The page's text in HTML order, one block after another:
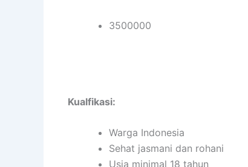
3500000
Kualfikasi:
Warga Indonesia
Sehat jasmani dan rohani
Usia minimal 18 tahun